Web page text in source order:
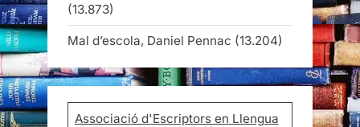
(13.873)
Mal d’escola, Daniel Pennac (13.204)
Associació d'Escriptors en Llengua